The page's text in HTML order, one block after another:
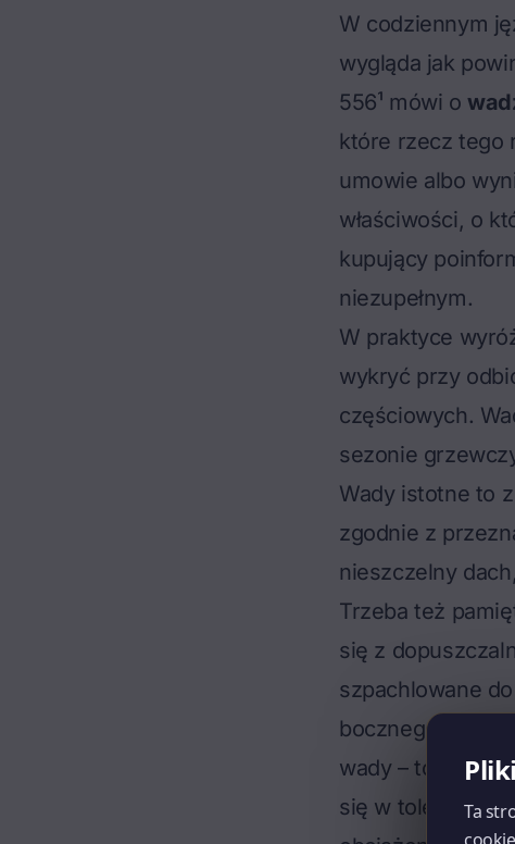
W codziennym
wygląda jak
556¹ mówi o
które rzecz tego
umowie albo
właściwości, o
kupujący
niezupełnym.
W praktyce
wykryć przy
częściowych.
sezonie
Wady istotne to
zgodnie z
nieszczelny
Trzeba też
się z
szpachlowane
bocznego,
wady – to są
się w tolerancji
Ta